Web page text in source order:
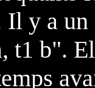
y a
t1 b".